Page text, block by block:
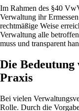
Im Rahmen des §40
Verwaltung ihr
rechtmäßige Weise
Verwaltung alle
muss und transparent
Die
Praxis
Bei vielen
Rolle. Durch die